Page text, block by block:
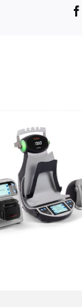
sucesivas